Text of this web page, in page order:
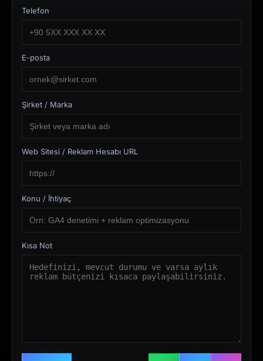
Telefon
E-posta
Şirket / Marka
Web Sitesi / Reklam Hesabı URL
Konu / İhtiyaç
Kısa Not